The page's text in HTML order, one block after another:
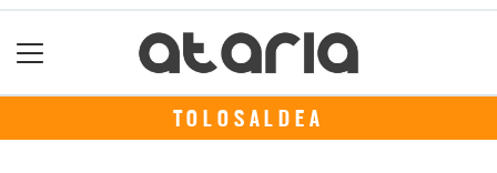
TOLOSALDEA